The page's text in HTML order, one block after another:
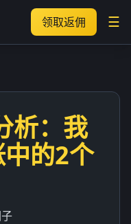
领取返佣 ☰
析：我
的2个